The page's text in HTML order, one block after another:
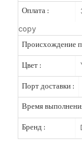
Оплата :
copy
Происхождение
Цвет :
Порт доставки :
Время
Бренд :